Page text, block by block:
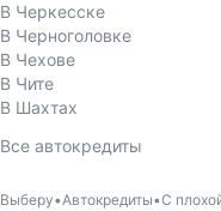
В Черкесске
В Черноголовке
В Чехове
В Чите
В Шахтах
Все автокредиты
Выберу Автокредиты С